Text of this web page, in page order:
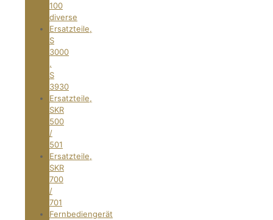
100
diverse
Ersatzteile,
S
3000
,
S
3930
Ersatzteile,
SKR
500
/
501
Ersatzteile,
SKR
700
/
701
Fernbediengerät